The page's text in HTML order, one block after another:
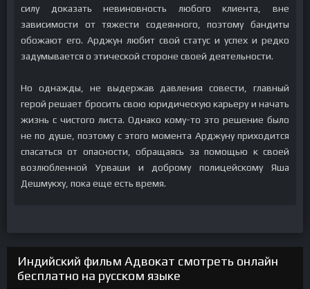
силу доказать невиновность любого клиента, вне
зависимости от тяжести содеянного, поэтому бандиты
обожают его. Арджун любит свой статус и успех и редко
задумывается о этической стороне своей деятельности.
Но однажды, не выдержав давления совести, главный
герой решает бросить свою юридическую карьеру и начать
жизнь с чистого листа. Однако кому-то это решение было
не по душе, поэтому с этого момента Арджуну приходится
спасаться от опасности, обращаясь за помощью к своей
возлюбленной Урваши и доброму полицейскому Яша
Дешмукху, пока еще есть время.
Индийский фильм Адвокат смотреть онлайн
бесплатно на русском языке